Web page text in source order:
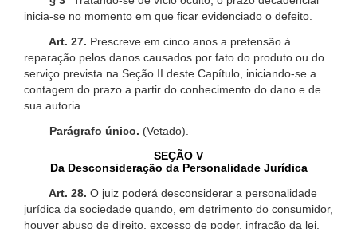
inicia-se no momento em que ficar evidenciado o defeito.
Art. 27. Prescreve em cinco anos a pretensão à
reparação pelos danos causados por fato do produto ou do
serviço prevista na Seção II deste Capítulo, iniciando-se a
contagem do prazo a partir do conhecimento do dano e de
sua autoria.
Parágrafo único. (Vetado).
SEÇÃO V
Da Desconsideração da Personalidade Jurídica
Art. 28. O juiz poderá desconsiderar a personalidade
jurídica da sociedade quando, em detrimento do consumidor,
houver abuso de direito, excesso de poder, infração da lei,